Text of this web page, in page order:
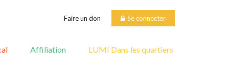
Faire un don Se connecter
Affiliation LUMI Dans les quartiers